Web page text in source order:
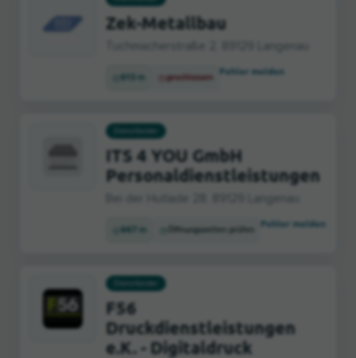
Zek-Metallbau
613 m geschlossen
Fehler melden
ITS 4 YOU GmbH
Personaldienstleistungen
667 m Öffnungszeiten prüfen
Fehler melden
F56
Druckdienstleistungen
e.K. - Digitaldruck